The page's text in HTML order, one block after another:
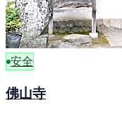
安全
佛山寺